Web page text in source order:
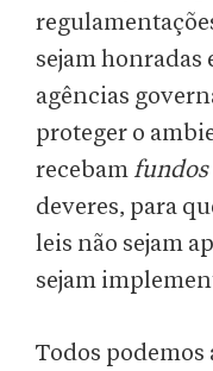
sejam honradas
agências
proteger o
recebam fundos
deveres, para
leis não sejam
sejam
Todos podemos